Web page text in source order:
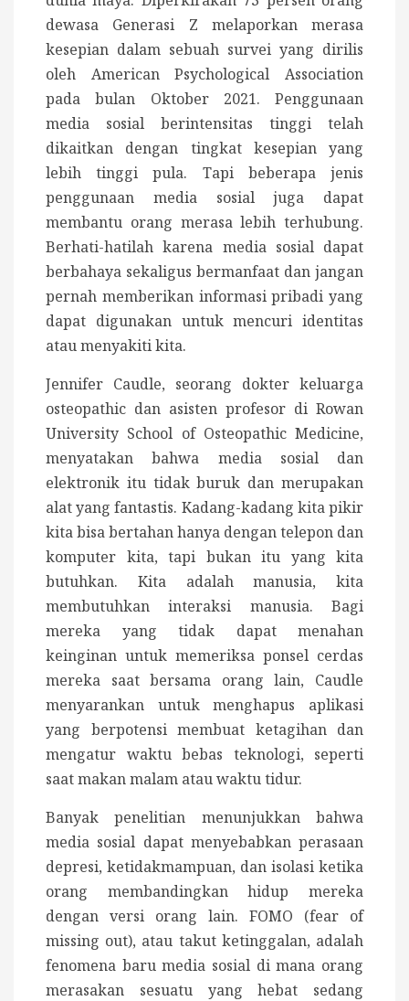
dewasa Generasi Z melaporkan merasa
kesepian dalam sebuah survei yang dirilis
oleh American Psychological Association
pada bulan Oktober 2021. Penggunaan
media sosial berintensitas tinggi telah
dikaitkan dengan tingkat kesepian yang
lebih tinggi pula. Tapi beberapa jenis
penggunaan media sosial juga dapat
membantu orang merasa lebih terhubung.
Berhati-hatilah karena media sosial dapat
berbahaya sekaligus bermanfaat dan jangan
pernah memberikan informasi pribadi yang
dapat digunakan untuk mencuri identitas
atau menyakiti kita.
Jennifer Caudle, seorang dokter keluarga
osteopathic dan asisten profesor di Rowan
University School of Osteopathic Medicine,
menyatakan bahwa media sosial dan
elektronik itu tidak buruk dan merupakan
alat yang fantastis. Kadang-kadang kita pikir
kita bisa bertahan hanya dengan telepon dan
komputer kita, tapi bukan itu yang kita
butuhkan. Kita adalah manusia, kita
membutuhkan interaksi manusia. Bagi
mereka yang tidak dapat menahan
keinginan untuk memeriksa ponsel cerdas
mereka saat bersama orang lain, Caudle
menyarankan untuk menghapus aplikasi
yang berpotensi membuat ketagihan dan
mengatur waktu bebas teknologi, seperti
saat makan malam atau waktu tidur.
Banyak penelitian menunjukkan bahwa
media sosial dapat menyebabkan perasaan
depresi, ketidakmampuan, dan isolasi ketika
orang membandingkan hidup mereka
dengan versi orang lain. FOMO (fear of
missing out), atau takut ketinggalan, adalah
fenomena baru media sosial di mana orang
merasakan sesuatu yang hebat sedang